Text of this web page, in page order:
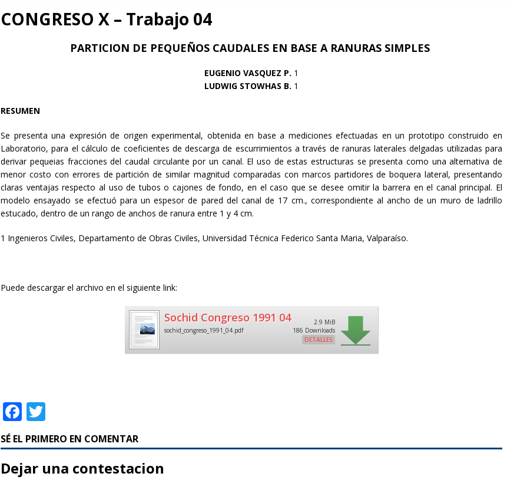
CONGRESO X – Trabajo 04
PARTICION DE PEQUEÑOS CAUDALES EN BASE A RANURAS SIMPLES
EUGENIO VASQUEZ P. 1
LUDWIG STOWHAS B. 1
RESUMEN
Se presenta una expresión de origen experimental, obtenida en base a mediciones efectuadas en un prototipo construido en
Laboratorio, para el cálculo de coeficientes de descarga de escurrimientos a través de ranuras laterales delgadas utilizadas para
derivar pequeias fracciones del caudal circulante por un canal. El uso de estas estructuras se presenta como una alternativa de
menor costo con errores de partición de similar magnitud comparadas con marcos partidores de boquera lateral, presentando
claras ventajas respecto al uso de tubos o cajones de fondo, en el caso que se desee omitir la barrera en el canal principal. El
modelo ensayado se efectuó para un espesor de pared del canal de 17 cm., correspondiente al ancho de un muro de ladrillo
estucado, dentro de un rango de anchos de ranura entre 1 y 4 cm.
1 Ingenieros Civiles, Departamento de Obras Civiles, Universidad Técnica Federico Santa Maria, Valparaíso.
Puede descargar el archivo en el siguiente link:
Sochid Congreso 1991 04
sochid_congreso_1991_04.pdf
2.9 MiB
186 Downloads
DETALLES
F
a
c
e
w
it
te
SÉ EL PRIMERO EN COMENTAR
Dejar una contestacion